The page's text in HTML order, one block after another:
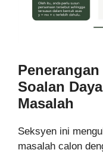
Soalan
Masalah
Seksyen ini
masalah calon